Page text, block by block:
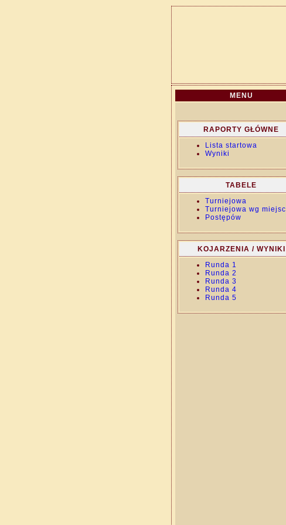
MENU
RAPORTY GŁÓWNE
Lista startowa
Wyniki
TABELE
Turniejowa
Turniejowa wg miejsc
Postępów
KOJARZENIA / WYNIKI
Runda 1
Runda 2
Runda 3
Runda 4
Runda 5